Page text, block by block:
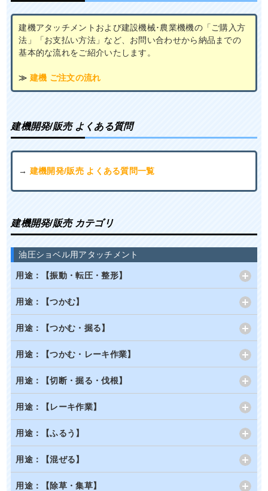
建機アタッチメントおよび建設機械･農業機機の「ご購入方
法」「お支払い方法」など、お問い合わせから納品までの
基本的な流れをご紹介いたします。
≫ 建機 ご注文の流れ
建機開発/販売 よくある質問
→ 建機開発/販売 よくある質問一覧
建機開発/販売 カテゴリ
油圧ショベル用アタッチメント
用途：【振動・転圧・整形】
用途：【つかむ】
用途：【つかむ・掘る】
用途：【つかむ・レーキ作業】
用途：【切断・掘る・伐根】
用途：【レーキ作業】
用途：【ふるう】
用途：【混ぜる】
用途：【除草・集草】